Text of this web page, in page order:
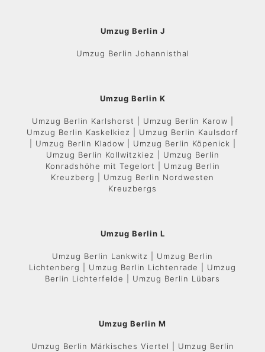
Umzug Berlin J
Umzug Berlin Johannisthal
Umzug Berlin K
Umzug Berlin Karlshorst | Umzug Berlin Karow |
Umzug Berlin Kaskelkiez | Umzug Berlin Kaulsdorf
| Umzug Berlin Kladow | Umzug Berlin Köpenick |
Umzug Berlin Kollwitzkiez | Umzug Berlin
Konradshöhe mit Tegelort | Umzug Berlin
Kreuzberg | Umzug Berlin Nordwesten
Kreuzbergs
Umzug Berlin L
Umzug Berlin Lankwitz | Umzug Berlin
Lichtenberg | Umzug Berlin Lichtenrade | Umzug
Berlin Lichterfelde | Umzug Berlin Lübars
Umzug Berlin M
Umzug Berlin Märkisches Viertel | Umzug Berlin